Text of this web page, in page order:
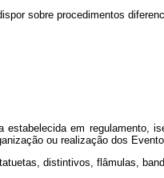
sobre procedimentos
estabelecida em regulamento,
ou realização dos
distintivos, flâmulas,